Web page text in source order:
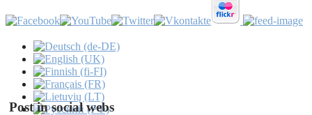
Post in social webs